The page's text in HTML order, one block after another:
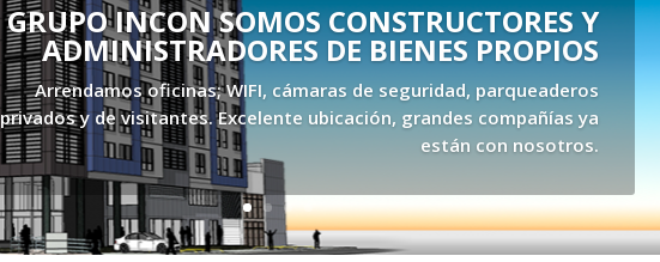
GRUPO INCON SOMOS CONSTRUCTORES Y
ADMINISTRADORES DE BIENES PROPIOS
Arrendamos oficinas; WIFI, cámaras de seguridad, parqueaderos
privados y de visitantes. Excelente ubicación, grandes compañías ya
están con nosotros.